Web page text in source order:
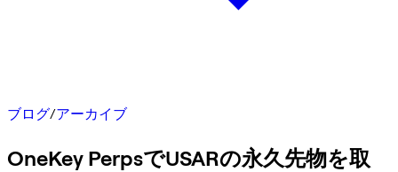
ブログ/アーカイブ
OneKey PerpsでUSARの永久先物を取